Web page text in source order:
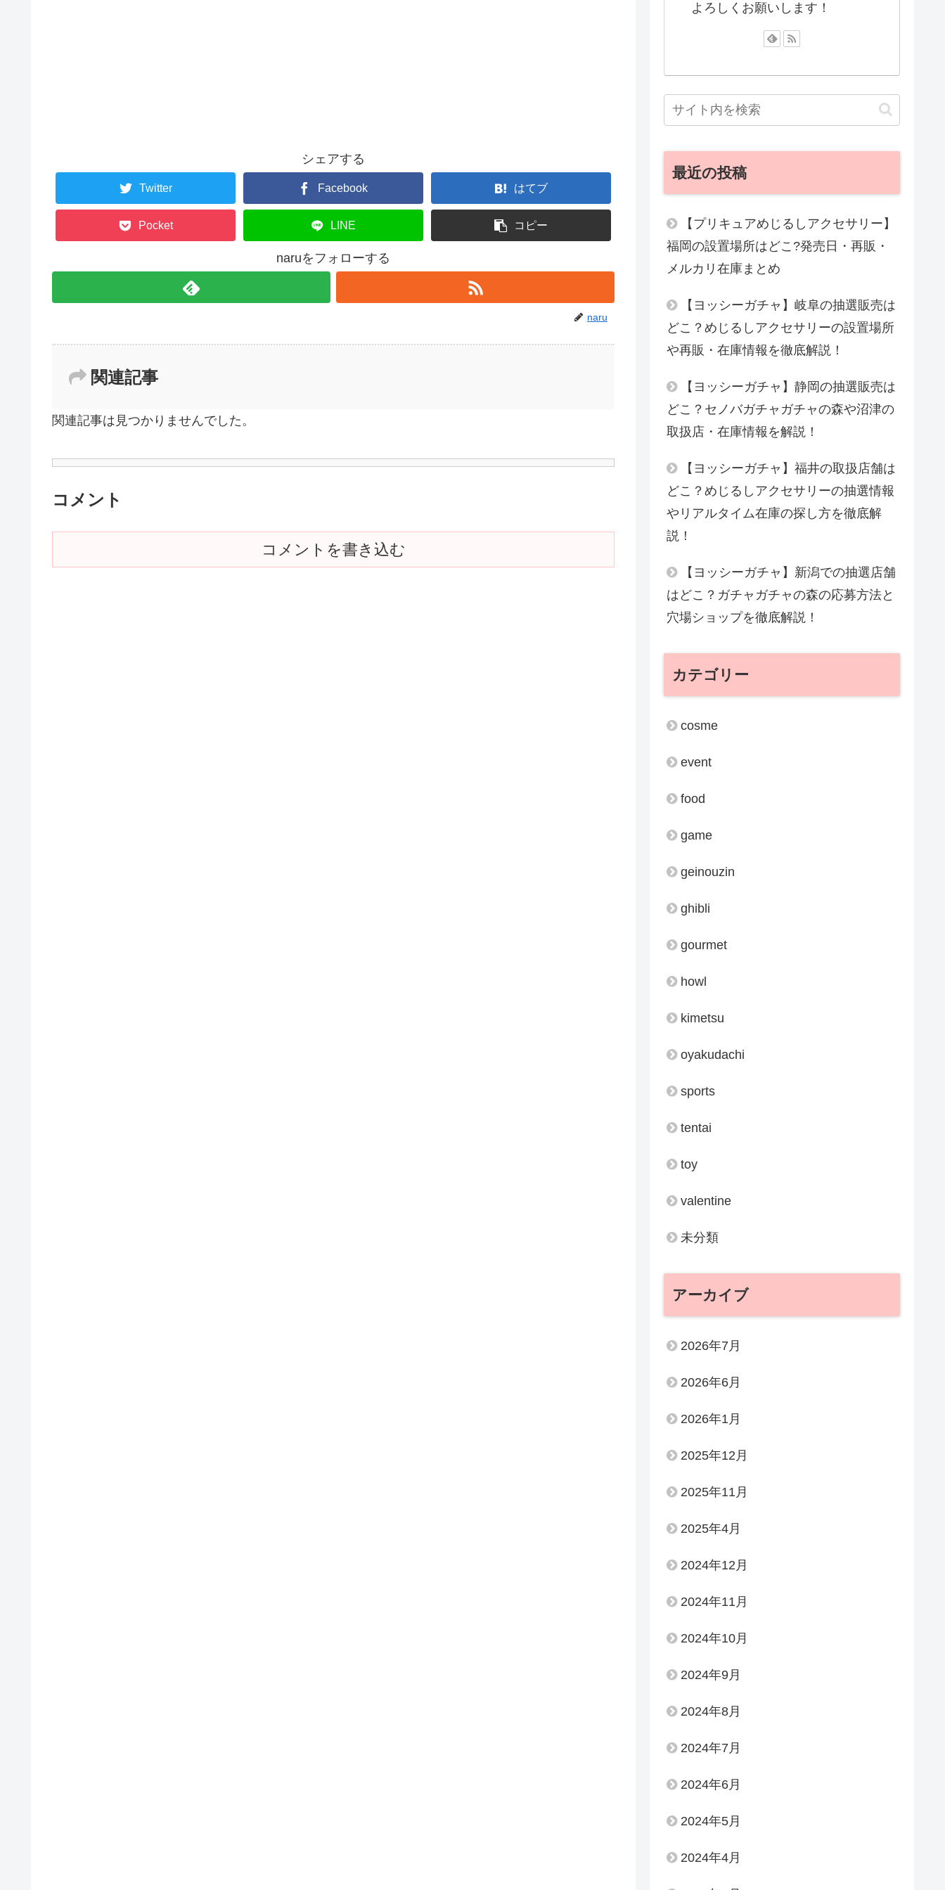
シェアする
Twitter Facebook はてブ
Pocket LINE コピー
naruをフォローする
naru
関連記事
関連記事は見つかりませんでした。
コメント
コメントを書き込む
よろしくお願いします！
最近の投稿
【プリキュアめじるしアクセサリー】
福岡の設置場所はどこ?発売日・再販・
メルカリ在庫まとめ
【ヨッシーガチャ】岐阜の抽選販売は
どこ？めじるしアクセサリーの設置場所
や再販・在庫情報を徹底解説！
【ヨッシーガチャ】静岡の抽選販売は
どこ？セノバガチャガチャの森や沼津の
取扱店・在庫情報を解説！
【ヨッシーガチャ】福井の取扱店舗は
どこ？めじるしアクセサリーの抽選情報
やリアルタイム在庫の探し方を徹底解
説！
【ヨッシーガチャ】新潟での抽選店舗
はどこ？ガチャガチャの森の応募方法と
穴場ショップを徹底解説！
カテゴリー
cosme
event
food
game
geinouzin
ghibli
gourmet
howl
kimetsu
oyakudachi
sports
tentai
toy
valentine
未分類
アーカイブ
2026年7月
2026年6月
2026年1月
2025年12月
2025年11月
2025年4月
2024年12月
2024年11月
2024年10月
2024年9月
2024年8月
2024年7月
2024年6月
2024年5月
2024年4月